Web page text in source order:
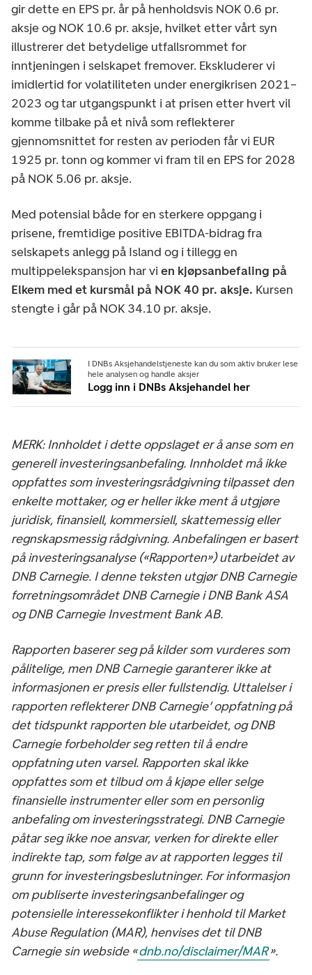
gir dette en EPS pr. år på henholdsvis NOK 0.6 pr.
aksje og NOK 10.6 pr. aksje, hvilket etter vårt syn
illustrerer det betydelige utfallsrommet for
inntjeningen i selskapet fremover. Ekskluderer vi
imidlertid for volatiliteten under energikrisen 2021–
2023 og tar utgangspunkt i at prisen etter hvert vil
komme tilbake på et nivå som reflekterer
gjennomsnittet for resten av perioden får vi EUR
1925 pr. tonn og kommer vi fram til en EPS for 2028
på NOK 5.06 pr. aksje.
Med potensial både for en sterkere oppgang i
prisene, fremtidige positive EBITDA-bidrag fra
selskapets anlegg på Island og i tillegg en
multippelekspansjon har vi en kjøpsanbefaling på
Elkem med et kursmål på NOK 40 pr. aksje. Kursen
stengte i går på NOK 34.10 pr. aksje.
I DNBs Aksjehandelstjeneste kan du som aktiv bruker lese
hele analysen og handle aksjer
Logg inn i DNBs Aksjehandel her
MERK: Innholdet i dette oppslaget er å anse som en
generell investeringsanbefaling. Innholdet må ikke
oppfattes som investeringsrådgivning tilpasset den
enkelte mottaker, og er heller ikke ment å utgjøre
juridisk, finansiell, kommersiell, skattemessig eller
regnskapsmessig rådgivning. Anbefalingen er basert
på investeringsanalyse («Rapporten») utarbeidet av
DNB Carnegie. I denne teksten utgjør DNB Carnegie
forretningsområdet DNB Carnegie i DNB Bank ASA
og DNB Carnegie Investment Bank AB.
Rapporten baserer seg på kilder som vurderes som
pålitelige, men DNB Carnegie garanterer ikke at
informasjonen er presis eller fullstendig. Uttalelser i
rapporten reflekterer DNB Carnegie’ oppfatning på
det tidspunkt rapporten ble utarbeidet, og DNB
Carnegie forbeholder seg retten til å endre
oppfatning uten varsel. Rapporten skal ikke
oppfattes som et tilbud om å kjøpe eller selge
finansielle instrumenter eller som en personlig
anbefaling om investeringsstrategi. DNB Carnegie
påtar seg ikke noe ansvar, verken for direkte eller
indirekte tap, som følge av at rapporten legges til
grunn for investeringsbeslutninger. For informasjon
om publiserte investeringsanbefalinger og
potensielle interessekonflikter i henhold til Market
Abuse Regulation (MAR), henvises det til DNB
Carnegie sin webside «dnb.no/disclaimer/MAR».